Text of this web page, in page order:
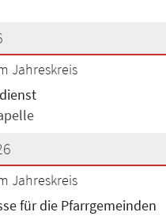
9. August
Jahreskreis
16. August
Jahreskreis
für die Pfarrgemeinden